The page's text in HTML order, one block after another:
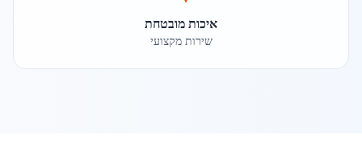
איכות מובטחת
שירות מקצועי